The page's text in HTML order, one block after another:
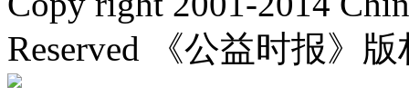
Reserved 《公益时报》